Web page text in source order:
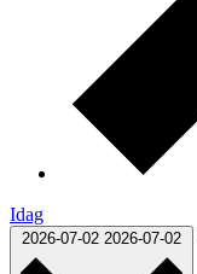
Idag
2026-07-02 2026-07-02